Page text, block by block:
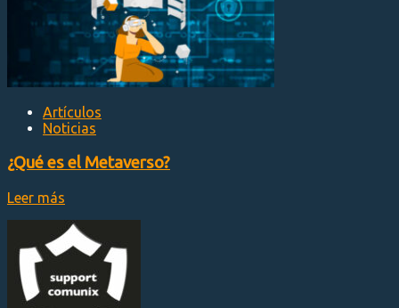
Artículos
Noticias
¿Qué es el Metaverso?
Leer más